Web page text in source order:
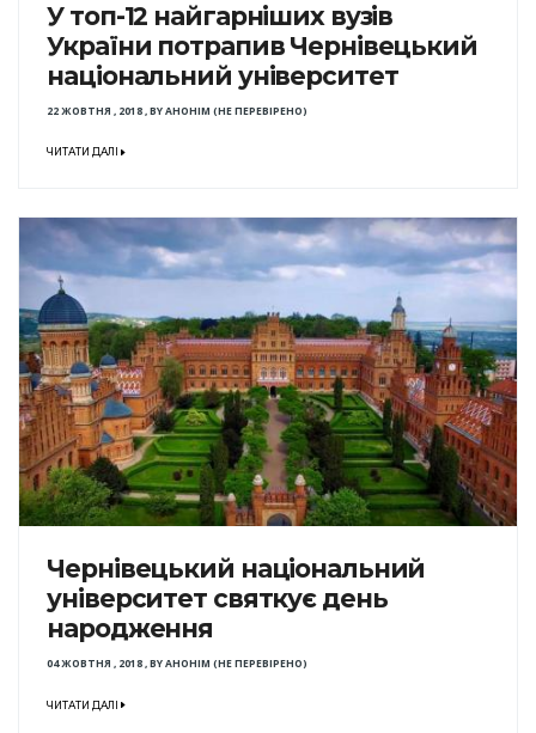
У топ-12 найгарніших вузів
України потрапив Чернівецький
національний університет
22 ЖОВТНЯ , 2018,BYАНОНІМ (НЕ ПЕРЕВІРЕНО)
ЧИТАТИ ДАЛІ
Чернівецький національний
університет святкує день
народження
04 ЖОВТНЯ , 2018,BYАНОНІМ (НЕ ПЕРЕВІРЕНО)
ЧИТАТИ ДАЛІ